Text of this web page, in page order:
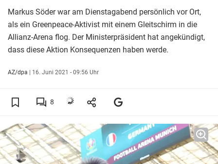
Markus Söder war am Dienstagabend persönlich vor Ort,
als ein Greenpeace-Aktivist mit einem Gleitschirm in die
Allianz-Arena flog. Der Ministerpräsident hat angekündigt,
dass diese Aktion Konsequenzen haben werde.
AZ/dpa | 16. Juni 2021 - 09:56 Uhr
8